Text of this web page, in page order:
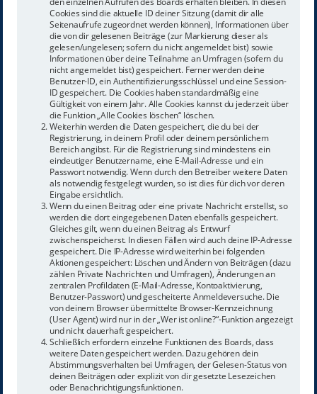
Cookies sind die aktuelle ID deiner Sitzung (damit dir alle
Seitenaufrufe zugeordnet werden können), Informationen über
die von dir gelesenen Beiträge (zur Markierung dieser als
gelesen/ungelesen; sofern du nicht angemeldet bist) sowie
Informationen über deine Teilnahme an Umfragen (sofern du
nicht angemeldet bist) gespeichert. Ferner werden deine
Benutzer-ID, ein Authentifizierungsschlüssel und eine Session-
ID gespeichert. Die Cookies haben standardmäßig eine
Gültigkeit von einem Jahr. Alle Cookies kannst du jederzeit über
die Funktion „Alle Cookies löschen“ löschen.
Weiterhin werden die Daten gespeichert, die du bei der
Registrierung, in deinem Profil oder deinem persönlichem
Bereich angibst. Für die Registrierung sind mindestens ein
eindeutiger Benutzername, eine E-Mail-Adresse und ein
Passwort notwendig. Wenn durch den Betreiber weitere Daten
als notwendig festgelegt wurden, so ist dies für dich vor deren
Eingabe ersichtlich.
Wenn du einen Beitrag oder eine private Nachricht erstellst, so
werden die dort eingegebenen Daten ebenfalls gespeichert.
Gleiches gilt, wenn du einen Beitrag als Entwurf
zwischenspeicherst. In diesen Fällen wird auch deine IP-Adresse
gespeichert. Die IP-Adresse wird weiterhin bei folgenden
Aktionen gespeichert: Löschen und Ändern von Beiträgen (dazu
zählen Private Nachrichten und Umfragen), Änderungen an
zentralen Profildaten (E-Mail-Adresse, Kontoaktivierung,
Benutzer-Passwort) und gescheiterte Anmeldeversuche. Die
von deinem Browser übermittelte Browser-Kennzeichnung
(User Agent) wird nur in der „Wer ist online?“-Funktion angezeigt
und nicht dauerhaft gespeichert.
Schließlich erfordern einzelne Funktionen des Boards, dass
weitere Daten gespeichert werden. Dazu gehören dein
Abstimmungsverhalten bei Umfragen, der Gelesen-Status von
deinen Beiträgen oder explizit von dir gesetzte Lesezeichen
oder Benachrichtigungsfunktionen.